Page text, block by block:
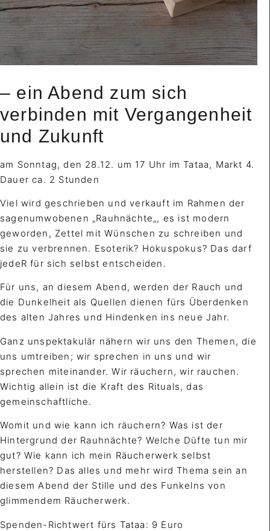
– ein Abend zum sich
verbinden mit Vergangenheit
und Zukunft
am Sonntag, den 28.12. um 17 Uhr imTataa, Markt 4.
Dauer ca. 2 Stunden
Viel wird geschrieben und verkauft im Rahmen der
sagenumwobenen „Rauhnächte„, es ist modern
geworden, Zettel mit Wünschen zu schreiben und
sie zu verbrennen. Esoterik? Hokuspokus? Das darf
jedeR für sich selbst entscheiden.
Für uns, an diesem Abend, werden der Rauch und
die Dunkelheit als Quellen dienen fürs Überdenken
des alten Jahres und Hindenken ins neue Jahr.
Ganz unspektakulär nähern wir uns den Themen, die
uns umtreiben; wir sprechen in uns und wir
sprechen miteinander. Wir räuchern, wir rauchen.
Wichtig allein ist die Kraft des Rituals, das
gemeinschaftliche.
Womit und wie kann ich räuchern? Was ist der
Hintergrund der Rauhnächte? Welche Düfte tun mir
gut? Wie kann ich mein Räucherwerk selbst
herstellen? Das alles und mehr wird Thema sein an
diesem Abend der Stille und des Funkelns von
glimmendem Räucherwerk.
Spenden-Richtwert fürs Tataa : 9 Euro